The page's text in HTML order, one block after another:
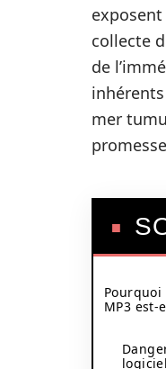
collecte
de
mer
Pourquoi
MP3 est-